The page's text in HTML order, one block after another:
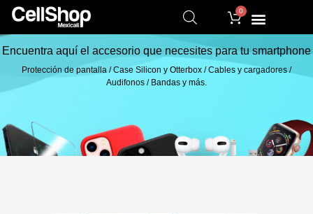
0
Encuentra aquí el accesorio que necesites para tu smartphone
Protección de pantalla / Case Silicon y Otterbox / Cables y cargadores /
Audifonos / Bandas y más.